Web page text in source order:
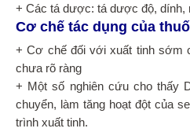
+ Các tá dược: tá dược độ,
Cơ chế tác dụng của
+ Cơ chế đối với xuất tinh sớm
chưa rõ ràng
+ Một số nghiên cứu cho thấy
chuyển, làm tăng hoạt đột của
trình xuất tinh.